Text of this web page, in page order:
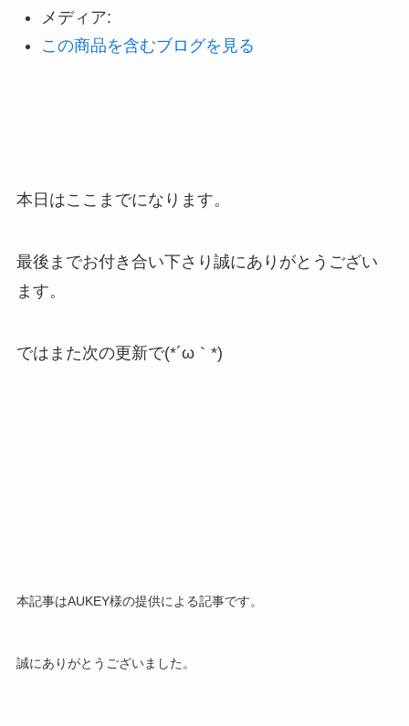
メディア:
この商品を含むブログを見る
本日はここまでになります。
最後までお付き合い下さり誠にありがとうござい
ます。
ではまた次の更新で(*´ω｀*)
本記事はAUKEY様の提供による記事です。
誠にありがとうございました。